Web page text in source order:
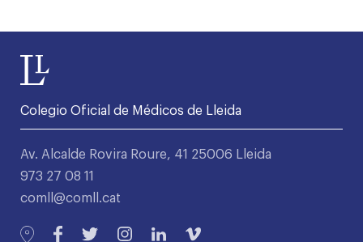
Colegio Oficial de Médicos de Lleida
Av. Alcalde Rovira Roure, 41 25006 Lleida
973 27 08 11
comll@comll.cat